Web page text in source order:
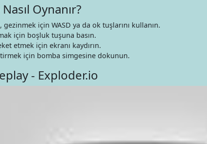
Oynanır?
gezinmek için WASD ya da ok tuşlarını kullanın.
için boşluk tuşuna basın.
etmek için ekranı kaydırın.
için bomba simgesine dokunun.
- Exploder.io